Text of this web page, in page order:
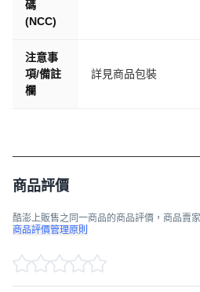
碼
(NCC)
注意事
項/備註
欄
詳見商品包裝
商品評價
酷澎上販售之同一商品的商品評價，商品賣
商品評價管理原則